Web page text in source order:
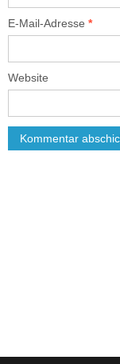
E-Mail-Adresse *
Website